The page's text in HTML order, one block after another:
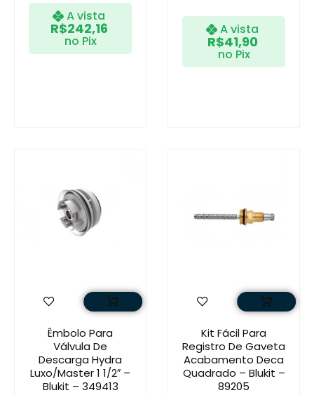
A vista
R$242,16
no Pix
A vista
R$41,90
no Pix
Êmbolo Para
Válvula De
Descarga Hydra
Luxo/Master 1 1/2″ –
Blukit – 349413
Kit Fácil Para
Registro De Gaveta
Acabamento Deca
Quadrado – Blukit –
89205